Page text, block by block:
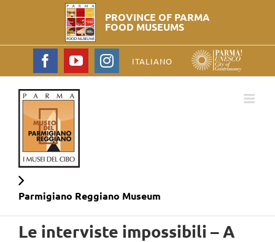
PROVINCE OF PARMA
FOOD MUSEUMS
ITALIANO
FacebookYouTubeInstagram
Parmigiano Reggiano Museum
Le interviste impossibili – A